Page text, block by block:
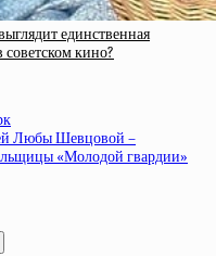
единственная
советском кино?
Любы Шевцовой –
«Молодой гвардии»